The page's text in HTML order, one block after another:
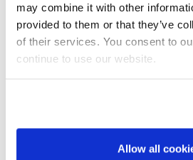
may combine it with other
provided to them or that they’ve
of their services. You consent to
continue to use our website.
Allow all
Anbindung an smart4sugar
Unser Kunde zeigt besonderes
digitalen Lösungen von BMA. So
Technologie für die intelligente,
Anwendung von digitalen Lösungen in